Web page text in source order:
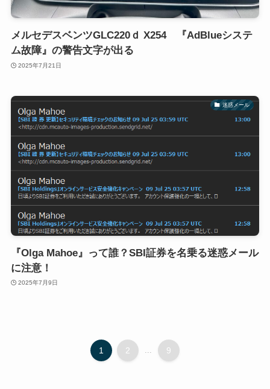
メルセデスベンツGLC220ｄ X254 『AdBlueシステ
ム故障』の警告文字が出る
2025年7月21日
迷惑メール
『Olga Mahoe』って誰？SBI証券を名乗る迷惑メール
に注意！
2025年7月9日
1 2 9